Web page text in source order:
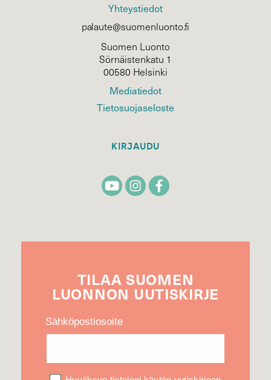
Yhteystiedot
palaute@suomenluonto.fi
Suomen Luonto
Sörnäistenkatu 1
00580 Helsinki
Mediatiedot
Tietosuojaseloste
KIRJAUDU
TILAA SUOMEN
LUONNON UUTIS­KIRJE
Sähköpostiosoite